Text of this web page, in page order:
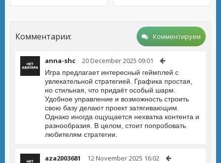
Комментарии: Комментируем
anna-shc 20 December 2025 09:01
Игра предлагает интересный геймплей с
увлекательной стратегией. Графика простая,
но стильная, что придаёт особый шарм.
Удобное управление и возможность строить
свою базу делают проект затягивающим.
Однако иногда ощущается нехватка контента и
разнообразия. В целом, стоит попробовать
любителям стратегии.
aza2003681 12 November 2025 16:02